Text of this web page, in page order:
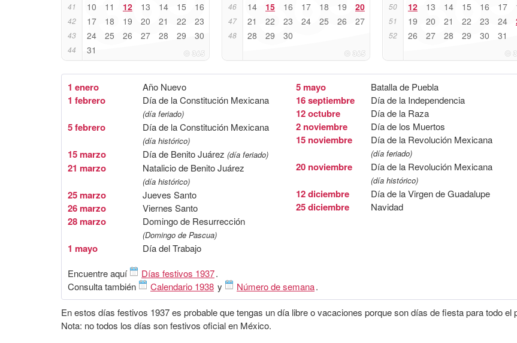
41 10 11 12 13 14 15 16
42 17 18 19 20 21 22 23
43 24 25 26 27 28 29 30
44 31
46 14 15 16 17 18 19 20
47 21 22 23 24 25 26 27
48 28 29 30
50 12 13 14 15 16 17
51 19 20 21 22 23 24
52 26 27 28 29 30 31
1 enero Año Nuevo
1 febrero Día de la Constitución Mexicana
(día feriado)
5 febrero Día de la Constitución Mexicana
(día histórico)
15 marzo Día de Benito Juárez (día feriado)
21 marzo Natalicio de Benito Juárez
(día histórico)
25 marzo Jueves Santo
26 marzo Viernes Santo
28 marzo Domingo de Resurrección
(Domingo de Pascua)
1 mayo Día del Trabajo
5 mayo Batalla de Puebla
16 septiembre Día de la Independencia
12 octubre Día de la Raza
2 noviembre Día de los Muertos
15 noviembre Día de la Revolución Mexicana
(día feriado)
20 noviembre Día de la Revolución Mexicana
(día histórico)
12 diciembre Día de la Virgen de Guadalupe
25 diciembre Navidad
Encuentre aquí Días festivos 1937.
Consulta también
Calendario 1938 y Número de semana.
En estos días festivos 1937 es probable que tengas un día libre o vacaciones porque son días de fiesta para todo el
Nota: no todos los días son festivos oficial en México.